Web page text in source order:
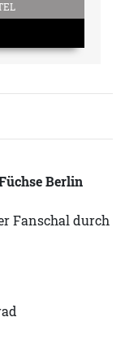
Berlin
Fanschal durch